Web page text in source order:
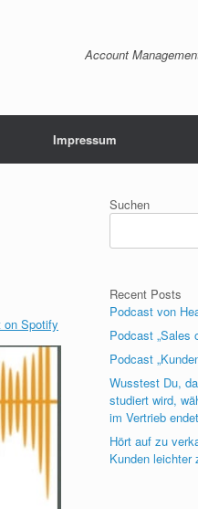
Account
Impressum
on Spotify
Suchen
Recent Posts
Podcast von
Podcast „Sales
Podcast
Wusstest Du,
studiert wird,
im Vertrieb
Hört auf zu
Kunden leichter